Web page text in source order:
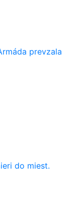
prevzala
do miest.